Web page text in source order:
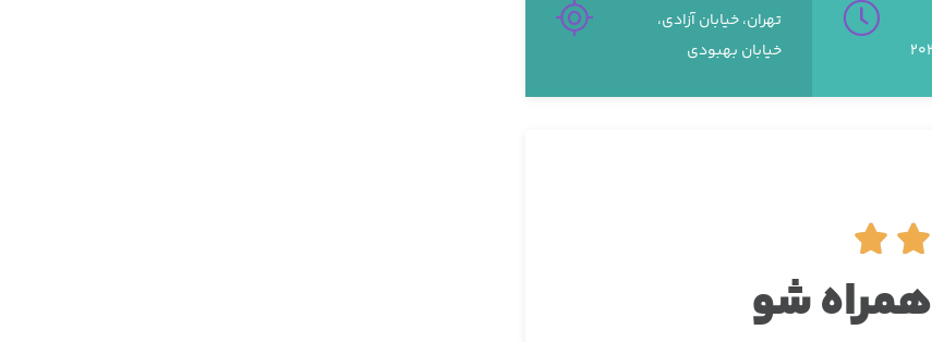
تهران، خیابان آزادی،
خیابان بهبودی


همراه شو